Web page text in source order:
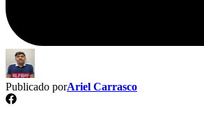
Publicado porAriel Carrasco